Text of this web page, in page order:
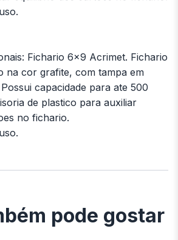
Fichario 6x9 Acrimet. Fichario
na cor grafite, com tampa em
capacidade para ate 500
de plastico para auxiliar
no fichario.
pode gostar